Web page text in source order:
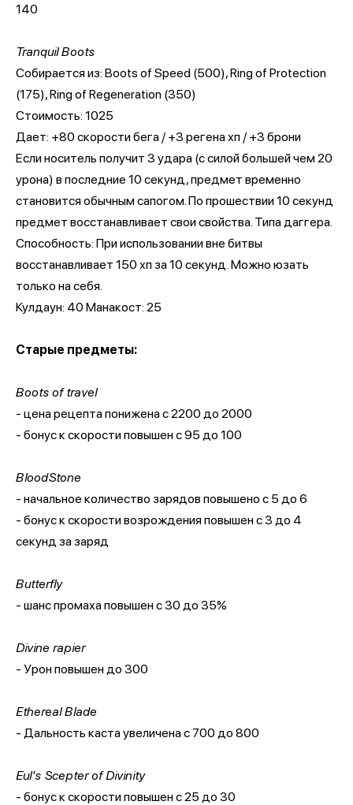
140
Tranquil Boots
Собирается из: Boots of Speed (500), Ring of Protection
(175), Ring of Regeneration (350)
Cтоимость: 1025
Дает: +80 скорости бега / +3 регена хп / +3 брони
Если носитель получит 3 удара (с силой большей чем 20
урона) в последние 10 секунд, предмет временно
становится обычным сапогом. По прошествии 10 секунд
предмет восстанавливает свои свойства. Типа даггера.
Способность: При использовании вне битвы
восстанавливает 150 хп за 10 секунд. Можно юзать
только на себя.
Кулдаун: 40 Манакост: 25
Старые предметы:
Boots of travel
- цена рецепта понижена с 2200 до 2000
- бонус к скорости повышен с 95 до 100
BloodStone
- начальное количество зарядов повышено с 5 до 6
- бонус к скорости возрождения повышен с 3 до 4
секунд за заряд
Butterfly
- шанс промаха повышен с 30 до 35%
Divine rapier
- Урон повышен до 300
Ethereal Blade
- Дальность каста увеличена с 700 до 800
Eul's Scepter of Divinity
- бонус к скорости повышен с 25 до 30